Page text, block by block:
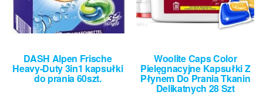
DASH Alpen Frische
Heavy-Duty 3in1 kapsułki
do prania 60szt.
Woolite Caps Color
Pielęgnacyjne Kapsułki Z
Płynem Do Prania Tkanin
Delikatnych 28 Szt